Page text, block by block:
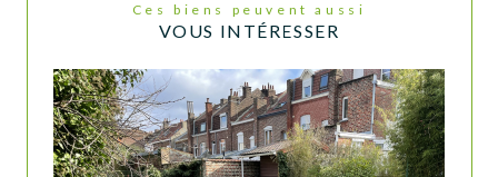
Ces biens peuvent aussi
VOUS INTÉRESSER